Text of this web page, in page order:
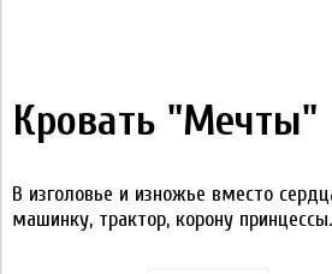
Кровать "Мечты"
В изголовье и изножье вместо
машинку, трактор, корону принцессы.